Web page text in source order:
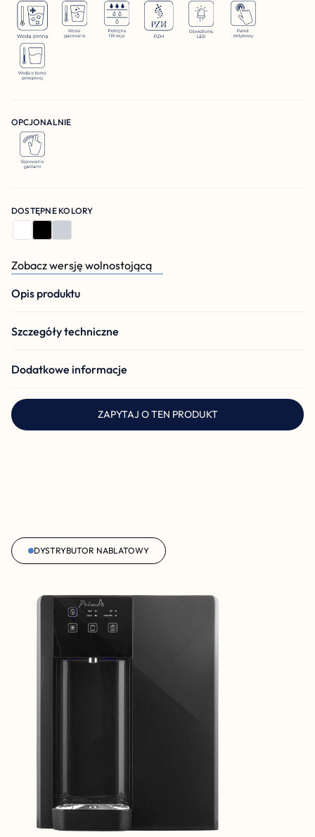
OPCJONALNIE
DOSTĘPNE KOLORY
Zobacz wersję wolnostojącą
Opis produktu
Szczegóły techniczne
Dodatkowe informacje
ZAPYTAJ O TEN PRODUKT
DYSTRYBUTOR NABLATOWY